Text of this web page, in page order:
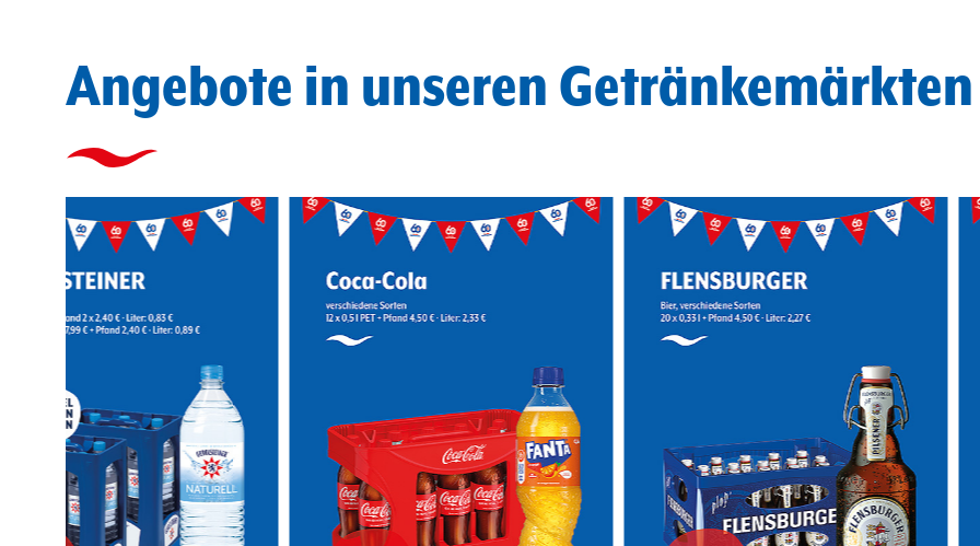
Angebote in unseren Getränkemärkten